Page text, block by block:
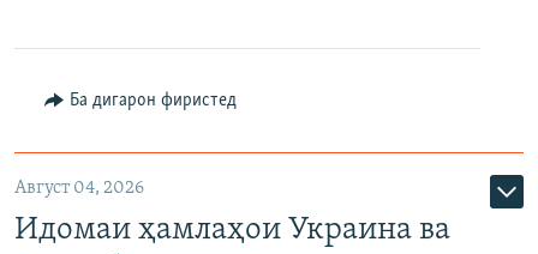
Ба дигарон фиристед
Август 04, 2026
Идомаи ҳамлаҳои Украина ва